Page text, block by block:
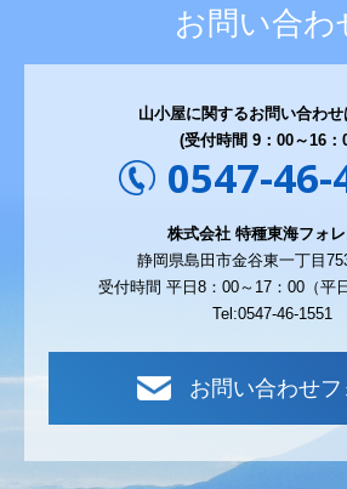
お問い合わ
山小屋に関するお問い合わせ
(受付時間 9：00～16：
0547-46-
株式会社 特種東海フォレ
静岡県島田市金谷東一丁目
受付時間 平日8：00～17：00（平
Tel:0547-46-1551
お問い合わせフ